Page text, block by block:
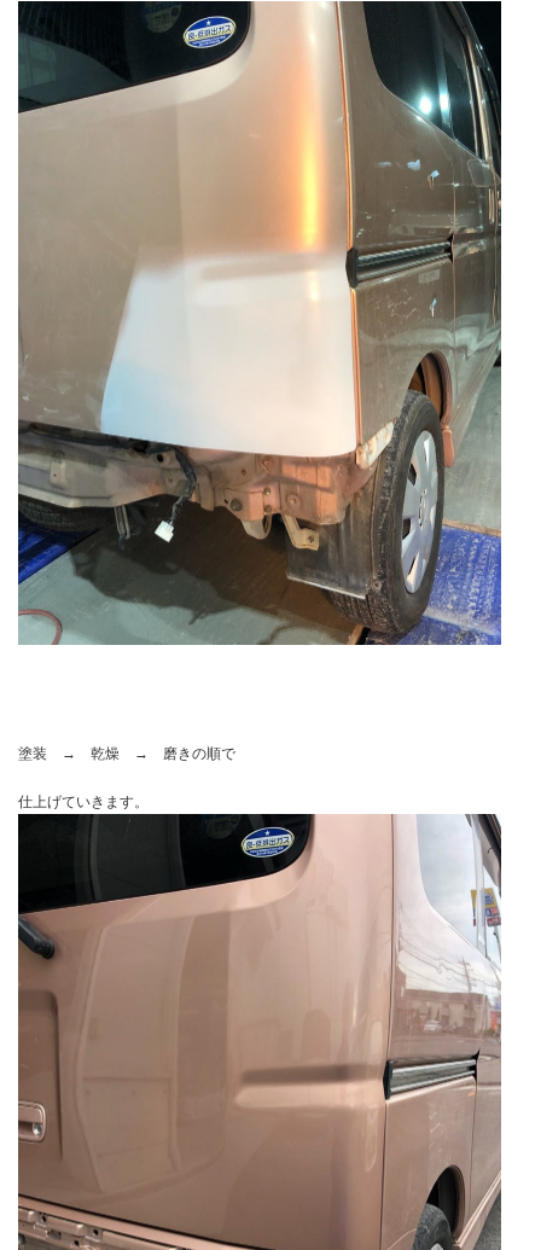
塗装 → 乾燥 → 磨きの順で
仕上げていきます。